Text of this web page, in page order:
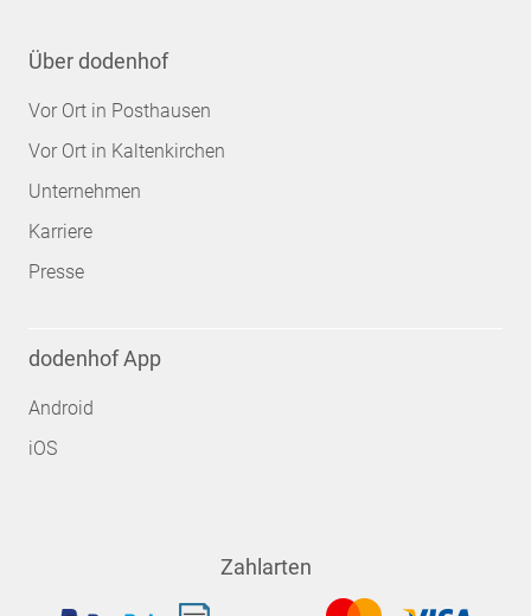
Über dodenhof
Vor Ort in Posthausen
Vor Ort in Kaltenkirchen
Unternehmen
Karriere
Presse
dodenhof App
Android
iOS
Zahlarten